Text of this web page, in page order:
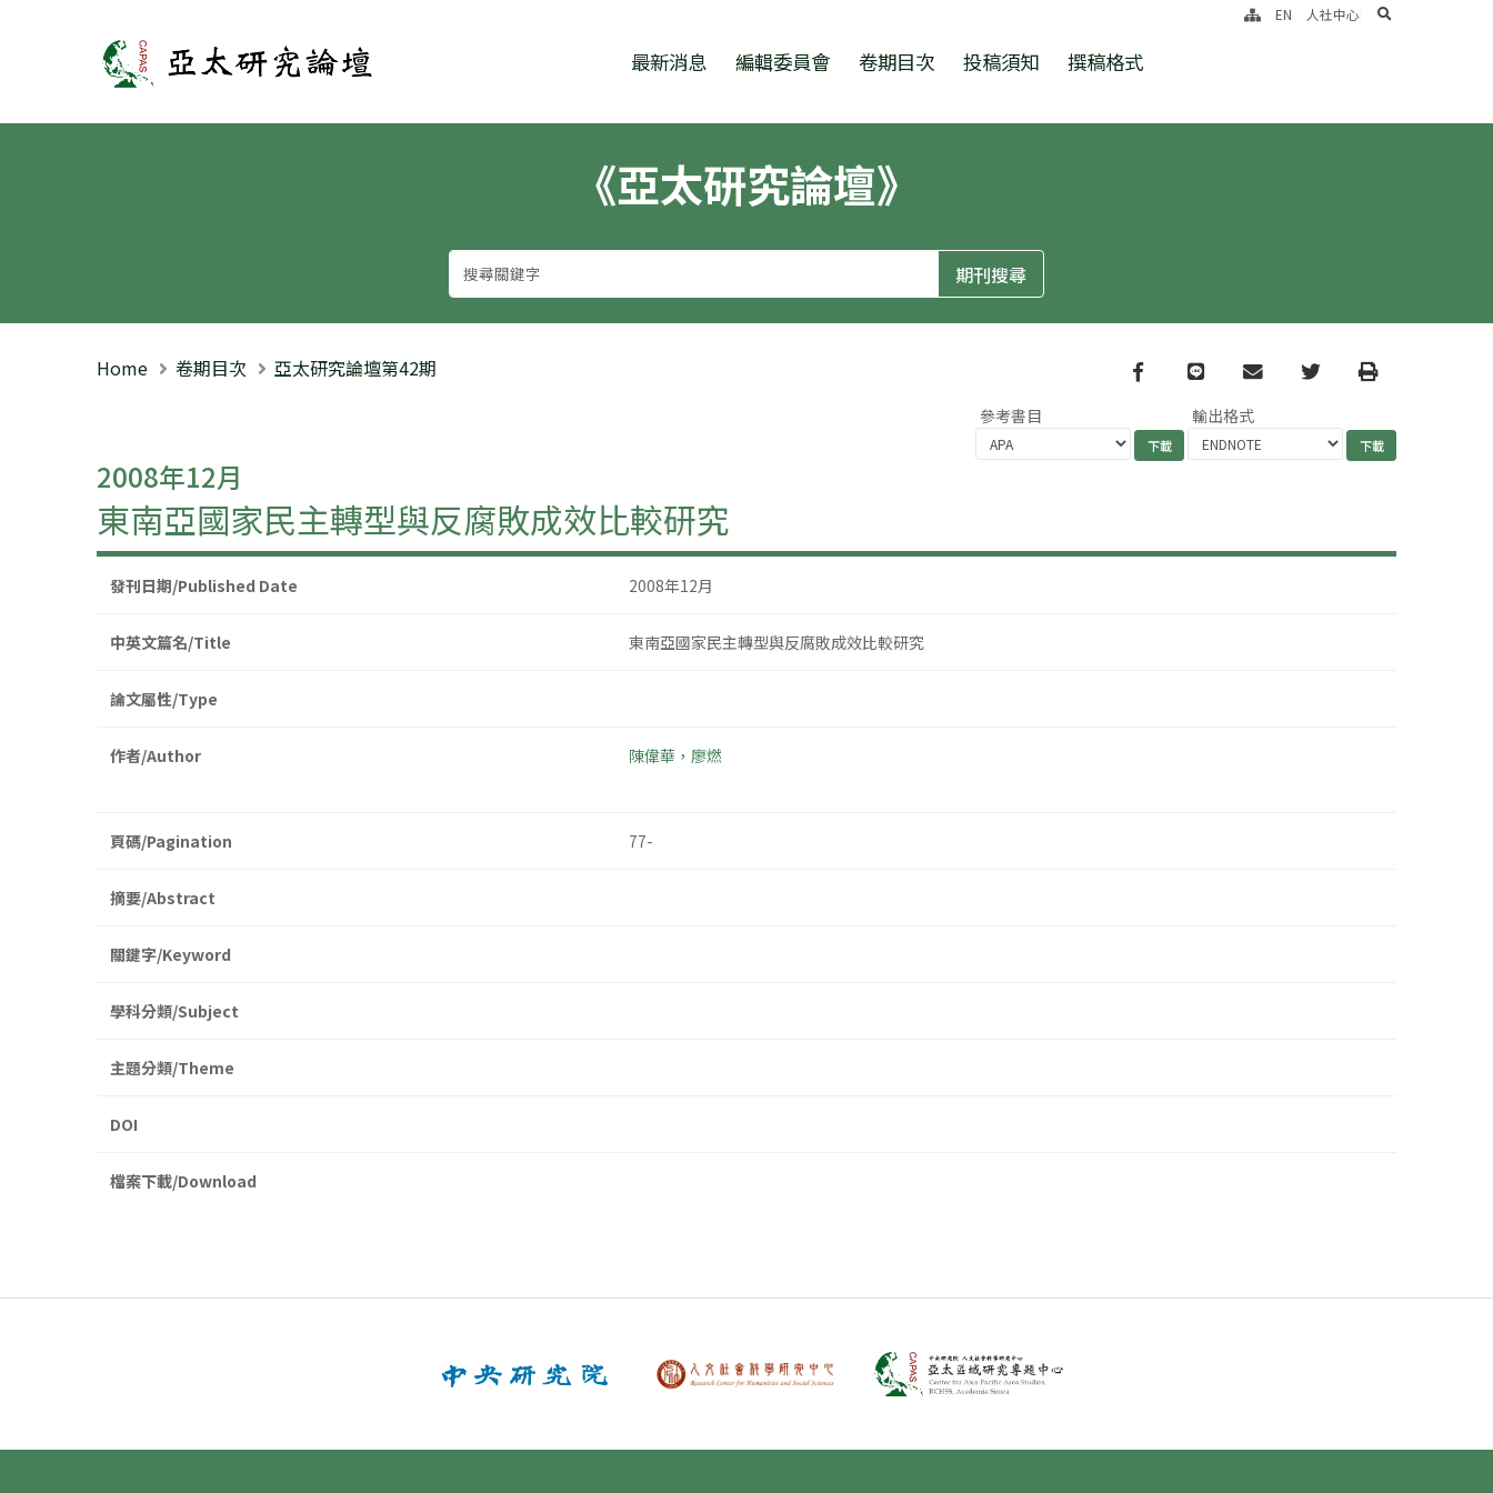
亞太研究論壇 最新消息 編輯委員會 卷期目次 投稿須知 撰稿格式
EN 人社中心 search
《亞太研究論壇》
Home 卷期目次 亞太研究論壇第42期 Facebook
line email TwitterPrint
參考書目 輸出格式
2008年12月
東南亞國家民主轉型與反腐敗成效比較研究
發刊日期/Published Date 2008年12月
中英文篇名/Title 東南亞國家民主轉型與反腐敗成效比較研究
論文屬性/Type
作者/Author 陳偉華，廖燃
頁碼/Pagination 77-
摘要/Abstract
關鍵字/Keyword
學科分類/Subject
主題分類/Theme
DOI
檔案下載/Download